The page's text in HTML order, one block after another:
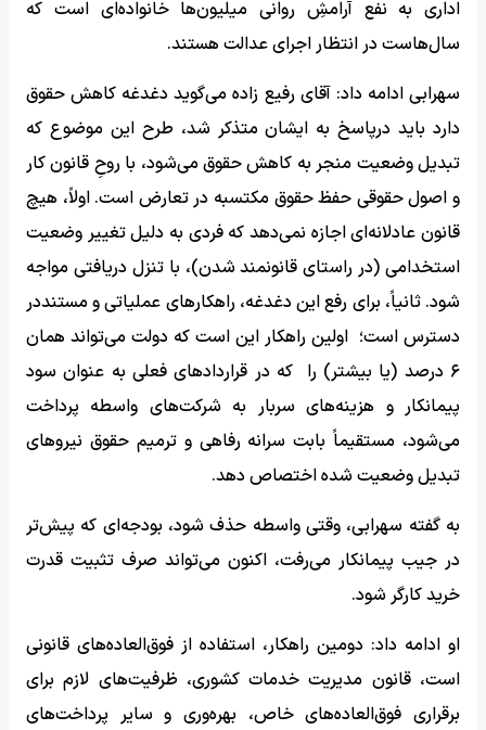
اداری به نفع آرامشِ روانی میلیون‌ها خانواده‌ای است که
سال‌هاست در انتظار اجرای عدالت هستند.
سهرابی ادامه داد: آقای رفیع زاده می‌گوید دغدغه کاهش حقوق
دارد باید درپاسخ به ایشان متذکر شد، طرح این موضوع که
تبدیل وضعیت منجر به کاهش حقوق می‌شود، با روحِ قانون کار
و اصول حقوقی حفظ حقوق مکتسبه در تعارض است. اولاً، هیچ
قانون عادلانه‌ای اجازه نمی‌دهد که فردی به دلیل تغییر وضعیت
استخدامی (در راستای قانونمند شدن)، با تنزل دریافتی مواجه
شود. ثانیاً، برای رفع این دغدغه، راهکارهای عملیاتی و مستنددر
دسترس است؛ اولین راهکار این است که دولت می‌تواند همان
۶ درصد (یا بیشتر) را که در قراردادهای فعلی به عنوان سود
پیمانکار و هزینه‌های سربار به شرکت‌های واسطه پرداخت
می‌شود، مستقیماً بابت سرانه رفاهی و ترمیم حقوق نیروهای
تبدیل وضعیت شده اختصاص دهد.
به گفته سهرابی، وقتی واسطه حذف شود، بودجه‌ای که پیش‌تر
در جیب پیمانکار می‌رفت، اکنون می‌تواند صرف تثبیت قدرت
خرید کارگر شود.
او ادامه داد: دومین راهکار، استفاده از فوق‌العاده‌های قانونی
است، قانون مدیریت خدمات کشوری، ظرفیت‌های لازم برای
برقراری فوق‌العاده‌های خاص، بهره‌وری و سایر پرداخت‌های